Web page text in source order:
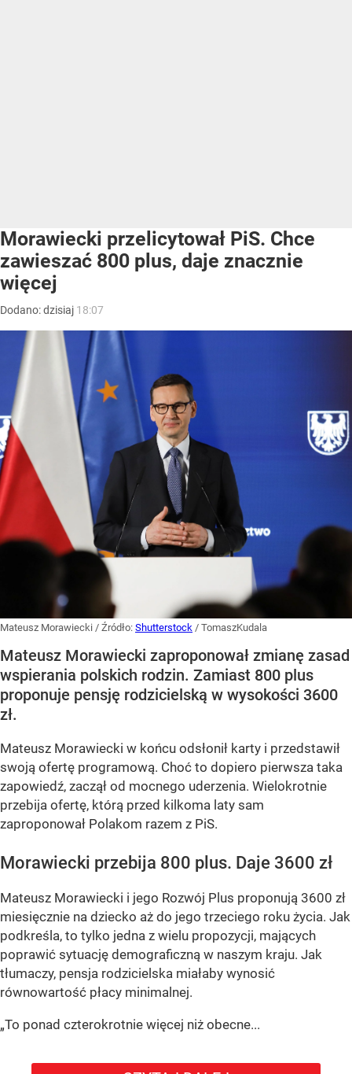
Morawiecki przelicytował PiS. Chce
zawieszać 800 plus, daje znacznie
więcej
Dodano:dzisiaj 18:07
Mateusz Morawiecki / Źródło: Shutterstock / TomaszKudala
Mateusz Morawiecki zaproponował zmianę zasad
wspierania polskich rodzin. Zamiast 800 plus
proponuje pensję rodzicielską w wysokości 3600
zł.
Mateusz Morawiecki w końcu odsłonił karty i przedstawił
swoją ofertę programową. Choć to dopiero pierwsza taka
zapowiedź, zaczął od mocnego uderzenia. Wielokrotnie
przebija ofertę, którą przed kilkoma laty sam
zaproponował Polakom razem z PiS.
Morawiecki przebija 800 plus. Daje 3600 zł
Mateusz Morawiecki i jego Rozwój Plus proponują 3600 zł
miesięcznie na dziecko aż do jego trzeciego roku życia. Jak
podkreśla, to tylko jedna z wielu propozycji, mających
poprawić sytuację demograficzną w naszym kraju. Jak
tłumaczy, pensja rodzicielska miałaby wynosić
równowartość płacy minimalnej.
„To ponad czterokrotnie więcej niż obecne...